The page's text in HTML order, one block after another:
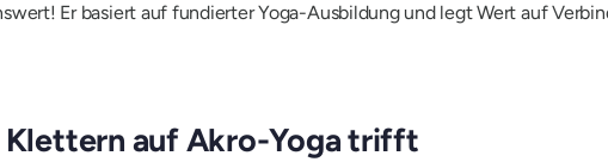
Er basiert auf fundierter Yoga-Ausbildung und legt Wert auf
Klettern auf Akro-Yoga trifft